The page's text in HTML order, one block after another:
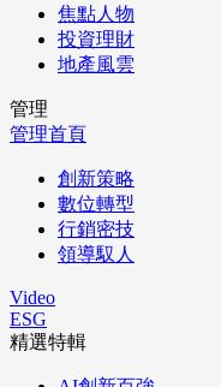
焦點人物
投資理財
地產風雲
管理
管理首頁
創新策略
數位轉型
行銷密技
領導馭人
Video
ESG
精選特輯